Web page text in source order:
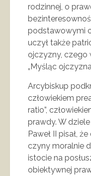
rodzinnej, o
podstawowymi
uczył także
ojczyzny, czego
„Myśląc
Arcybiskup
człowiekiem
ratio”,
prawdy. W dziele
Paweł II pisał,
czyny moralnie
istocie na
obiektywnej